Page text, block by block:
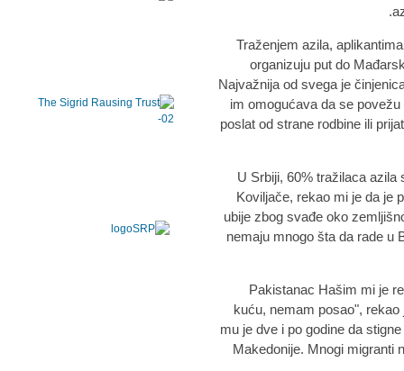
Traženjem azila,
organizuju put do
Najvažnija od svega je
im omogućava da se
poslat od strane rodbine ili
U Srbiji, 60% tražilaca azila
Koviljače, rekao mi je da je
ubije zbog svađe oko
nemaju mnogo šta da rade u
Pakistanac Hašim mi je
kuću, nemam posao",
mu je dve i po godine da
Makedonije. Mnogi migranti